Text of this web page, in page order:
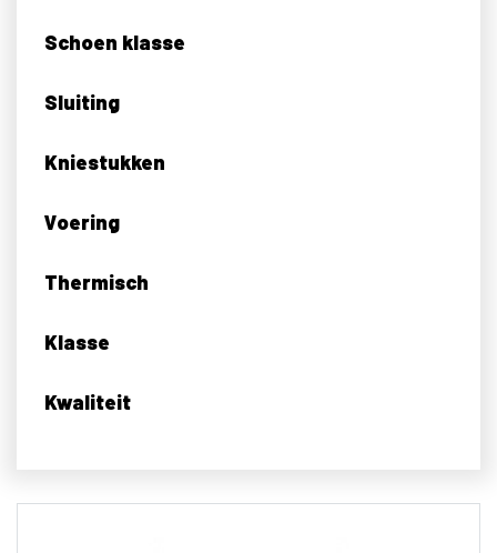
Schoen klasse
Sluiting
Kniestukken
Voering
Thermisch
Klasse
Kwaliteit